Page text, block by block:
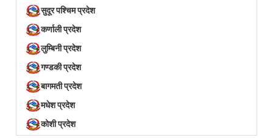
सुदूर पश्चिम प्रदेश
कर्णाली प्रदेश
लुम्बिनी प्रदेश
गण्डकी प्रदेश
बागमती प्रदेश
मधेश प्रदेश
कोशी प्रदेश